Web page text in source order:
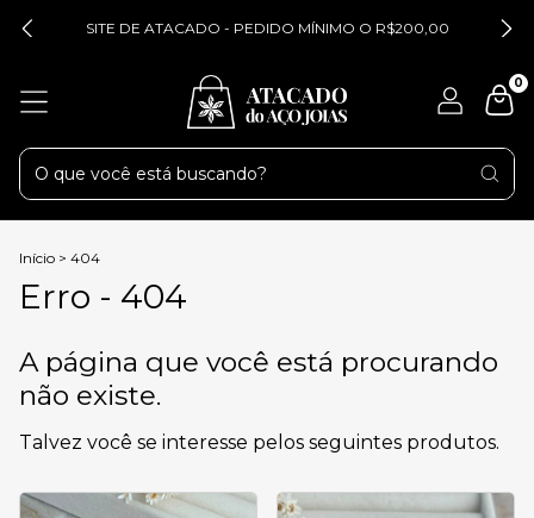
SITE DE ATACADO - PEDIDO MÍNIMO O R$200,00
0
Início > 404
Erro - 404
A página que você está procurando
não existe.
Talvez você se interesse pelos seguintes produtos.